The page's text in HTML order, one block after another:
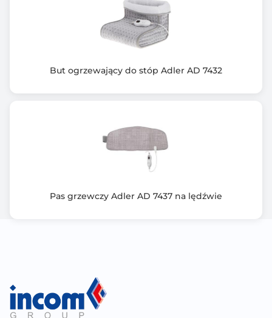
But ogrzewający do stóp Adler AD 7432
Pas grzewczy Adler AD 7437 na lędźwie